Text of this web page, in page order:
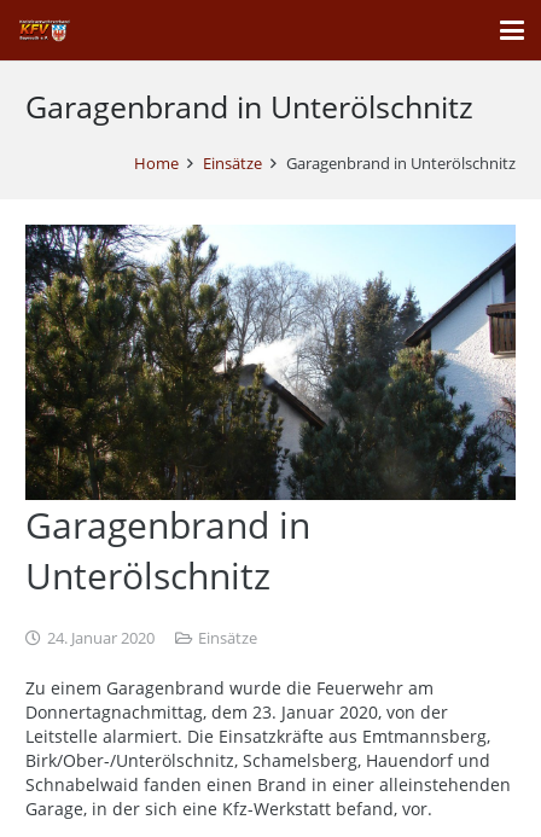
Garagenbrand in Unterölschnitz
Home Einsätze Garagenbrand in Unterölschnitz
Garagenbrand in
Unterölschnitz
24. Januar 2020 Einsätze
Zu einem Garagenbrand wurde die Feuerwehr am
Donnertagnachmittag, dem 23. Januar 2020, von der
Leitstelle alarmiert. Die Einsatzkräfte aus Emtmannsberg,
Birk/Ober-/Unterölschnitz, Schamelsberg, Hauendorf und
Schnabelwaid fanden einen Brand in einer alleinstehenden
Garage, in der sich eine Kfz-Werkstatt befand, vor.